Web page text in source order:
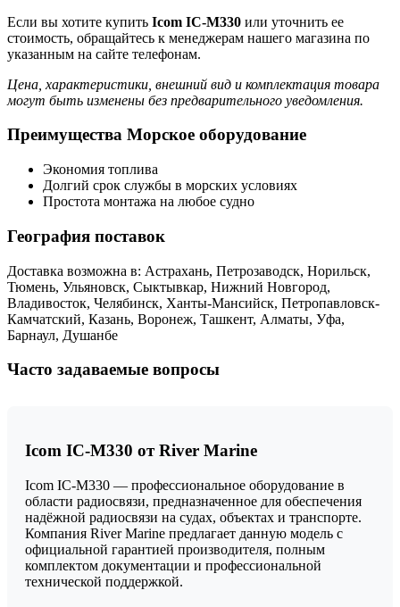
Если вы хотите купить Icom IC-M330 или уточнить ее
стоимость, обращайтесь к менеджерам нашего магазина по
указанным на сайте телефонам.
Цена, характеристики, внешний вид и комплектация товара
могут быть изменены без предварительного уведомления.
Преимущества Морское оборудование
Экономия топлива
Долгий срок службы в морских условиях
Простота монтажа на любое судно
География поставок
Доставка возможна в: Астрахань, Петрозаводск, Норильск,
Тюмень, Ульяновск, Сыктывкар, Нижний Новгород,
Владивосток, Челябинск, Ханты-Мансийск, Петропавловск-
Камчатский, Казань, Воронеж, Ташкент, Алматы, Уфа,
Барнаул, Душанбе
Часто задаваемые вопросы
Icom IC-M330 от River Marine
Icom IC-M330 — профессиональное оборудование в
области радиосвязи, предназначенное для обеспечения
надёжной радиосвязи на судах, объектах и транспорте.
Компания River Marine предлагает данную модель с
официальной гарантией производителя, полным
комплектом документации и профессиональной
технической поддержкой.